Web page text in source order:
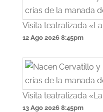
Visita teatralizada
12 Ago 2026 8:45pm
Visita teatralizada
13 Ago 2026 8:45pm